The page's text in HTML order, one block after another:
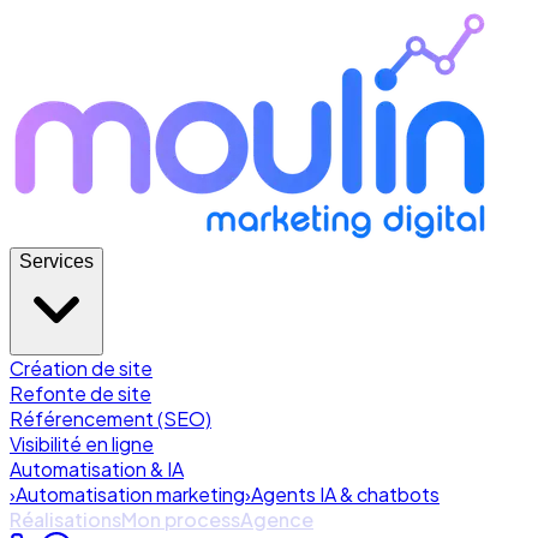
Services
Création de site
Refonte de site
Référencement (SEO)
Visibilité en ligne
Automatisation & IA
›Automatisation marketing›Agents IA & chatbots
RéalisationsMon processAgence